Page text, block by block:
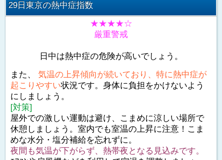
29日東京の熱中症指数
★★★★☆
厳重警戒
日中は熱中症の危険が高いでしょう。
また、 気温の上昇傾向が続いており、特に熱中症が
起こりやすい状況です。身体に負担をかけないよう
にしましょう。
[対策]
屋外での激しい運動は避け、こまめに涼しい場所で
休憩しましょう。室内でも室温の上昇に注意！こま
めな水分・塩分補給を忘れずに。
夜間も気温が下がらず、熱帯夜となる見込みです。